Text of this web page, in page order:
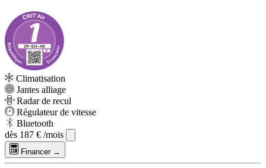
Climatisation
Jantes alliage
Radar de recul
Régulateur de vitesse
Bluetooth
dès 187 € /mois
Financer →